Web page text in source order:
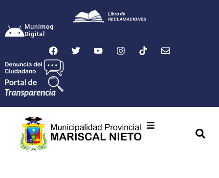
Munimoq
Digital